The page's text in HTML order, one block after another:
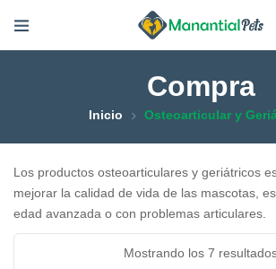
Compra
Inicio Osteoarticular y
Los productos osteoarticulares y geriátricos
mejorar la calidad de vida de las mascotas,
edad avanzada o con problemas articulares.
Mostrando los 7